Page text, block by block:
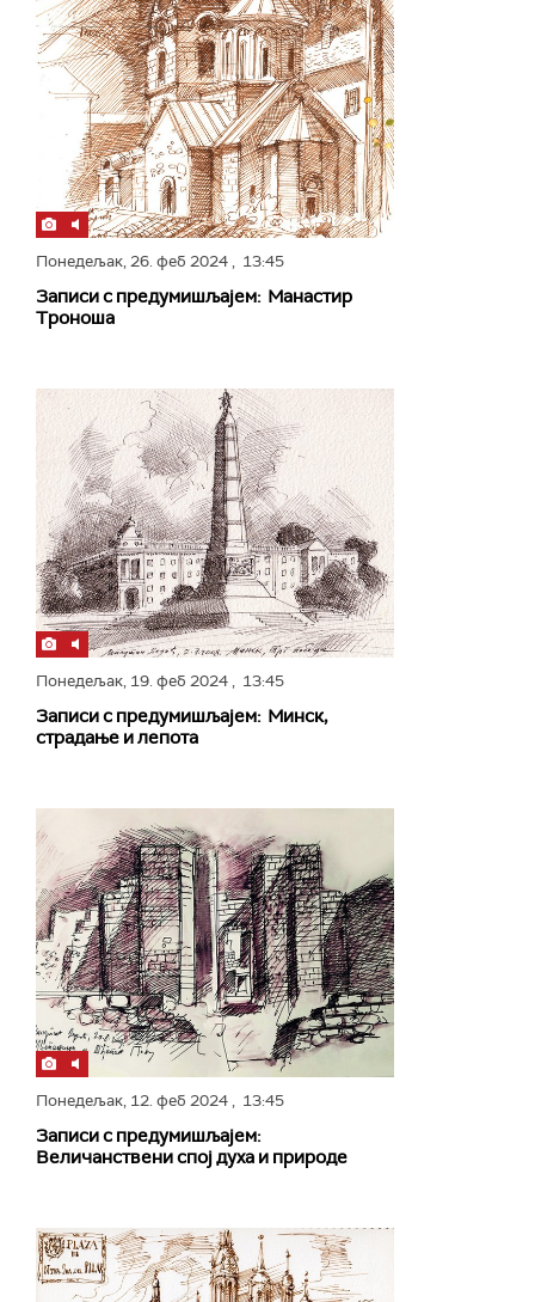
Понедељак,26. феб 2024, 13:45
Записи с предумишљајем: Манастир
Троноша
Понедељак, 19. феб 2024, 13:45
Записи с предумишљајем: Минск,
страдање и лепота
Понедељак, 12. феб 2024, 13:45
Записи с предумишљајем:
Величанствени спој духа и природе